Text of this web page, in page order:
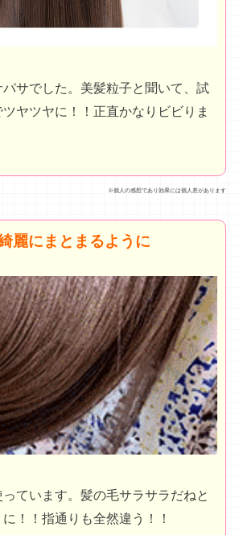
サでした。美髪粒子と聞いて、試
ヤツヤに！！正直かなりビビりま
※個人の感想であり効果には個人差があります
麗にまとまるように
ています。髪の毛サラサラだねと
！！指通りも全然違う！！